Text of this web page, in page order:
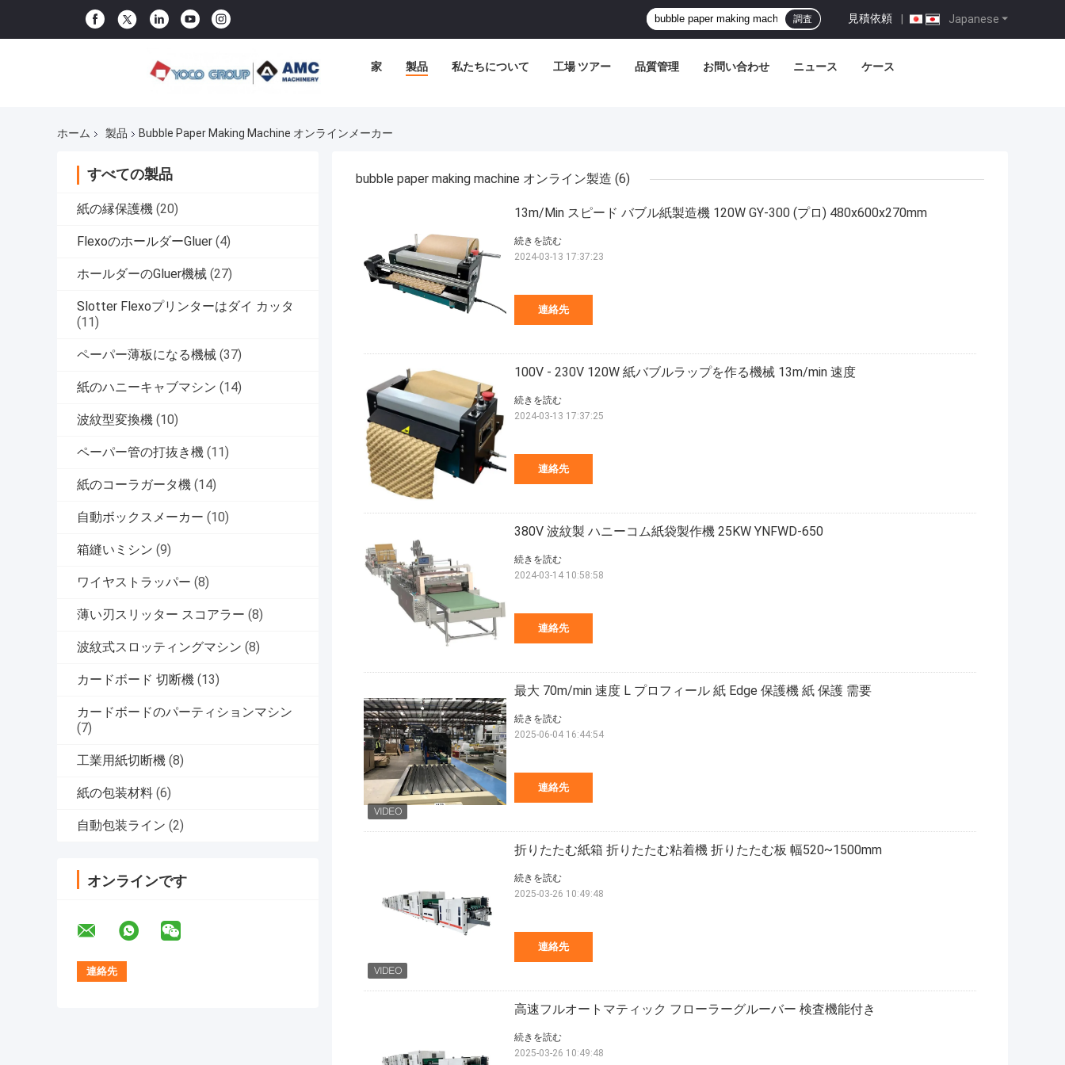
Japanese
見積依頼 |
調査
家 製品 私たちについて 工場 ツアー 品質管理 お問い合わせ ニュース ケース
ホーム 製品 Bubble Paper Making Machine オンラインメーカー
すべての製品
紙の縁保護機 (20)
FlexoのホールダーGluer (4)
ホールダーのGluer機械 (27)
Slotter Flexoプリンターはダイ カッタ
(11)
ペーパー薄板になる機械 (37)
紙のハニーキャブマシン (14)
波紋型変換機 (10)
ペーパー管の打抜き機 (11)
紙のコーラガータ機 (14)
自動ボックスメーカー (10)
箱縫いミシン (9)
ワイヤストラッパー (8)
薄い刃スリッター スコアラー (8)
波紋式スロッティングマシン (8)
カードボード 切断機 (13)
カードボードのパーティションマシン
(7)
工業用紙切断機 (8)
紙の包装材料 (6)
自動包装ライン (2)
オンラインです
bubble paper making machine オンライン製造 (6)
13m/Min スピード バブル紙製造機 120W GY-300 (プロ) 480x600x270mm
連絡先
続きを読む
2024-03-13 17:37:23
100V - 230V 120W 紙バブルラップを作る機械 13m/min 速度
連絡先
続きを読む
2024-03-13 17:37:25
380V 波紋製 ハニーコム紙袋製作機 25KW YNFWD-650
連絡先
続きを読む
2024-03-14 10:58:58
最大 70m/min 速度 L プロフィール 紙 Edge 保護機 紙 保護 需要
連絡先
続きを読む
2025-06-04 16:44:54
折りたたむ紙箱 折りたたむ粘着機 折りたたむ板 幅520~1500mm
連絡先
続きを読む
2025-03-26 10:49:48
高速フルオートマティック フローラーグルーバー 検査機能付き
続きを読む
2025-03-26 10:49:48